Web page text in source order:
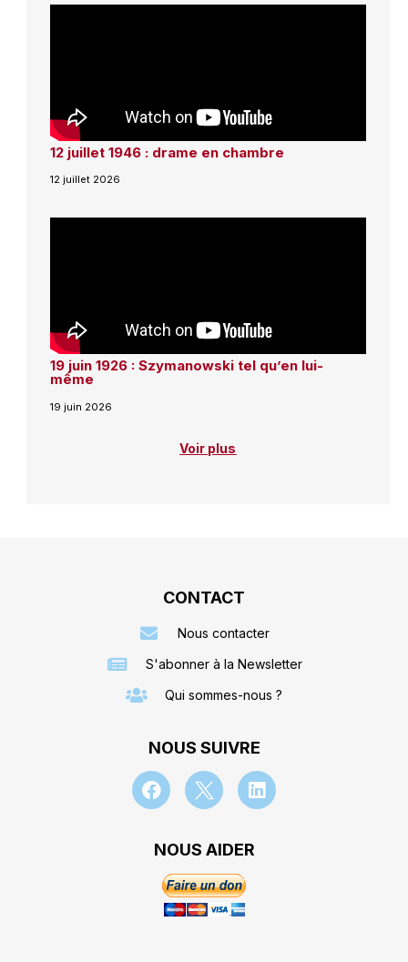
12 juillet 1946 : drame en chambre
12 juillet 2026
19 juin 1926 : Szymanowski tel qu’en lui-
même
19 juin 2026
Voir plus
CONTACT
Nous contacter
S'abonner à la Newsletter
Qui sommes-nous ?
NOUS SUIVRE
NOUS AIDER